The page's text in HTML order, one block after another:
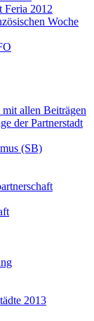
Feria 2012
Woche
mit allen Beiträgen
der Partnerstadt
(SB)
2013